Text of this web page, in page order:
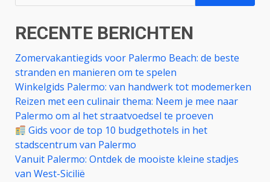
naar:
RECENTE BERICHTEN
Zomervakantiegids voor Palermo Beach: de beste
stranden en manieren om te spelen
Winkelgids Palermo: van handwerk tot modemerken
Reizen met een culinair thema: Neem je mee naar
Palermo om al het straatvoedsel te proeven
Gids voor de top 10 budgethotels in het
stadscentrum van Palermo
Vanuit Palermo: Ontdek de mooiste kleine stadjes
van West-Sicilië